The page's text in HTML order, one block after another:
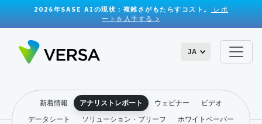
2026年SASE AIの現状：複雑さがもたらすコスト。
レポ
ートを入手する >
JA
新着情報 アナリストレポート ウェビナー
ビデオ
データシート
ソリューション・ブリーフ
ホワイトペーパー